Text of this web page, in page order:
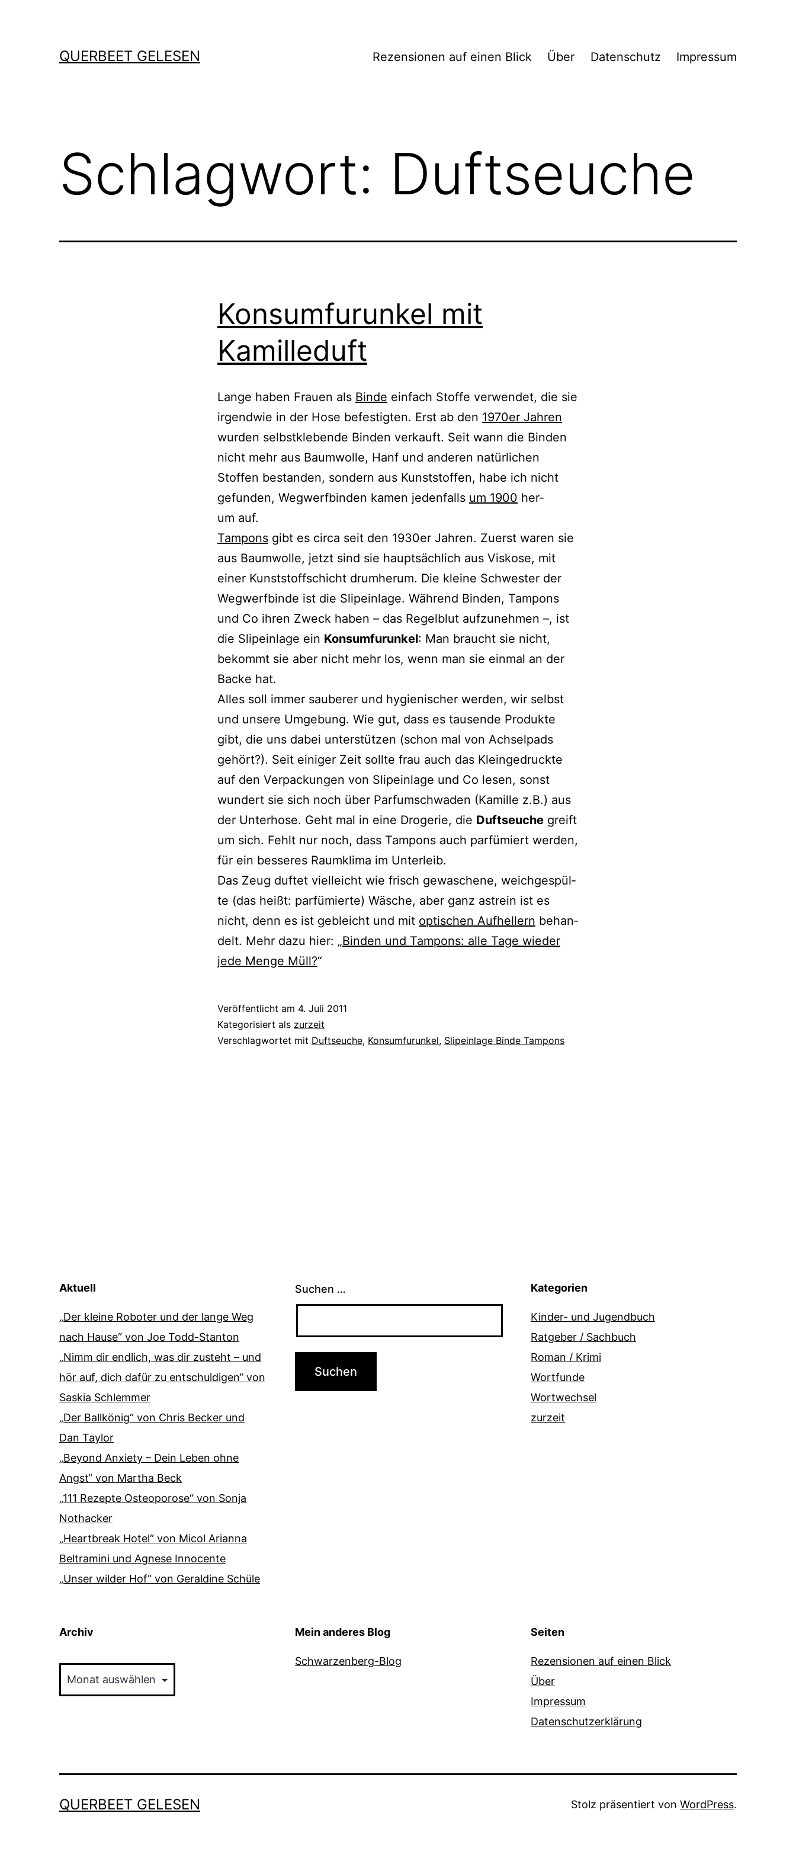
QUERBEET GELESEN Rezensionen auf einen Blick Über Datenschutz Impressum
Schlagwort: Duftseuche
Konsumfurunkel mit
Kamilleduft
Lange haben Frauen als Binde ein­fach Stoffe ver­wen­det, die sie
irgend­wie in der Hose befes­tig­ten. Erst ab den 1970er Jahren
wur­den selbst­kle­ben­de Binden ver­kauft. Seit wann die Binden
nicht mehr aus Baumwolle, Hanf und ande­ren natür­li­chen
Stoffen bestan­den, son­dern aus Kunststoffen, habe ich nicht
gefun­den, Wegwerfbinden kamen jeden­falls um 1900 her­
um auf.
Tampons gibt es cir­ca seit den 1930er Jahren. Zuerst waren sie
aus Baumwolle, jetzt sind sie haupt­säch­lich aus Viskose, mit
einer Kunststoffschicht drum­her­um. Die klei­ne Schwester der
Wegwerfbinde ist die Slipeinlage. Während Binden, Tampons
und Co ihren Zweck haben – das Regelblut auf­zu­neh­men –, ist
die Slipeinlage ein Konsumfurunkel: Man braucht sie nicht,
bekommt sie aber nicht mehr los, wenn man sie ein­mal an der
Backe hat.
Alles soll immer sau­be­rer und hygie­ni­scher wer­den, wir selbst
und unse­re Umgebung. Wie gut, dass es tau­sen­de Produkte
gibt, die uns dabei unter­stüt­zen (schon mal von Achselpads
gehört?). Seit eini­ger Zeit soll­te frau auch das Kleingedruckte
auf den Verpackungen von Slipeinlage und Co lesen, sonst
wun­dert sie sich noch über Parfumschwaden (Kamille z.B.) aus
der Unterhose. Geht mal in eine Drogerie, die Duftseuche greift
um sich. Fehlt nur noch, dass Tampons auch par­fü­miert wer­den,
für ein bes­se­res Raumklima im Unterleib.
Das Zeug duf­tet viel­leicht wie frisch gewa­sche­ne, weich­ge­spül­
te (das heißt: par­fü­mier­te) Wäsche, aber ganz ast­rein ist es
nicht, denn es ist gebleicht und mit opti­schen Aufhellern behan­
delt. Mehr dazu hier: „Binden und Tampons: alle Tage wie­der
jede Menge Müll?“
Veröffentlicht am 4. Juli 2011
Kategorisiert als zurzeit
Verschlagwortet mit Duftseuche, Konsumfurunkel, Slipeinlage Binde Tampons
Aktuell
„Der kleine Roboter und der lange Weg
nach Hause“ von Joe Todd-Stanton
„Nimm dir endlich, was dir zusteht – und
hör auf, dich dafür zu entschuldigen“ von
Saskia Schlemmer
„Der Ballkönig“ von Chris Becker und
Dan Taylor
„Beyond Anxiety – Dein Leben ohne
Angst“ von Martha Beck
„111 Rezepte Osteoporose“ von Sonja
Nothacker
„Heartbreak Hotel“ von Micol Arianna
Beltramini und Agnese Innocente
„Unser wilder Hof“ von Geraldine Schüle
Suchen … Kategorien
Kinder- und Jugendbuch
Ratgeber / Sachbuch
Roman / Krimi
Wortfunde
Wortwechsel
zurzeit
Archiv Mein anderes Blog
Schwarzenberg-Blog
Seiten
Rezensionen auf einen Blick
Über
Impressum
Datenschutzerklärung
QUERBEET GELESEN Stolz präsentiert von WordPress.